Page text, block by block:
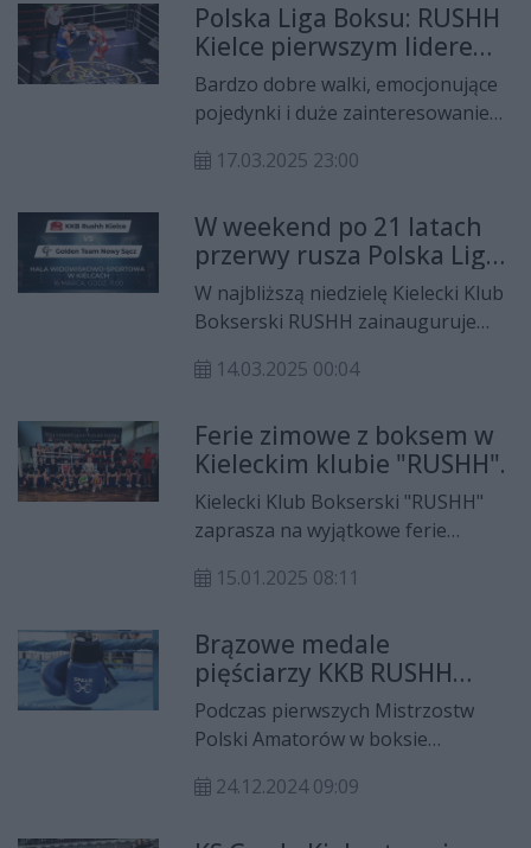
Bokserskiego RUSHH Kielce. Młody
sportowiec opowiedział o swoich
osiągnięciach, codziennych
treningach i wyzwaniach, jakie
stawia przed nim boks. Na
rozmowę zapraszają nasi eksperci
Bebel.
Polska Liga Boksu: RUSHH
Kielce pierwszym liderem,
Legia Warszawa
wiceliderem
Bardzo dobre walki, emocjonujące
pojedynki i duże zainteresowanie
letniej przerwie – wystartowała
liderem został jeden z faworytów
RUSHH Kielce. Wiceliderem jest KB
Legia Warszawa. Zwycięstwa
odniosły też Boxing Team Toruń i
CKB Potężnie Ciechocinek.
17.03.2025 23:00
W weekend po 21 latach
przerwy rusza Polska Liga
Boksu
W najbliższą niedzielę Kielecki Klub
Bokserski RUSHH zainauguruje
latach Polskiej Lidze Boksu.
podejmą zespół Golden Team
Nowy Sącz.
14.03.2025 00:04
Ferie zimowe z boksem w
Kieleckim klubie "RUSHH".
Kielecki Klub Bokserski "RUSHH"
zaprasza na wyjątkowe ferie
8-ego roku życia.
15.01.2025 08:11
Brązowe medale
pięściarzy KKB RUSHH
Kielce
Podczas pierwszych Mistrzostw
Polski Amatorów w boksie
łącznie trzy brązowe medale.
24.12.2024 09:09